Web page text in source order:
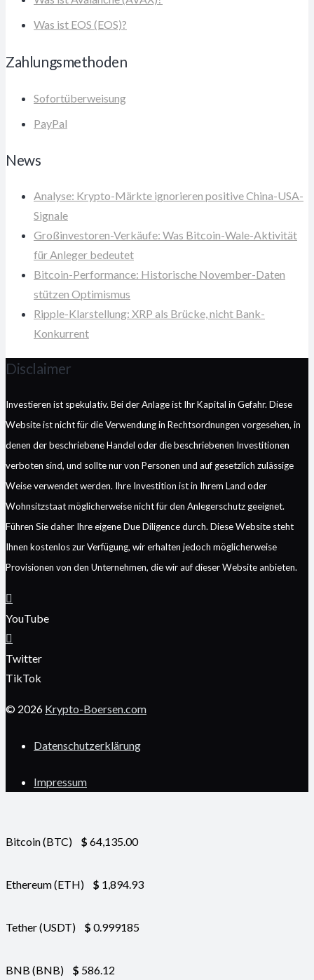
Was ist EOS (EOS)?
Zahlungsmethoden
Sofortüberweisung
PayPal
News
Analyse: Krypto-Märkte ignorieren positive China-USA-
Signale
Großinvestoren-Verkäufe: Was Bitcoin-Wale-Aktivität
für Anleger bedeutet
Bitcoin-Performance: Historische November-Daten
stützen Optimismus
Ripple-Klarstellung: XRP als Brücke, nicht Bank-
Konkurrent
Disclaimer
Investieren ist spekulativ. Bei der Anlage ist Ihr Kapital in Gefahr. Diese
Website ist nicht für die Verwendung in Rechtsordnungen vorgesehen, in
denen der beschriebene Handel oder die beschriebenen Investitionen
verboten sind, und sollte nur von Personen und auf gesetzlich zulässige
Weise verwendet werden. Ihre Investition ist in Ihrem Land oder
Wohnsitzstaat möglicherweise nicht für den Anlegerschutz geeignet.
Führen Sie daher Ihre eigene Due Diligence durch. Diese Website steht
Ihnen kostenlos zur Verfügung, wir erhalten jedoch möglicherweise
Provisionen von den Unternehmen, die wir auf dieser Website anbieten.
YouTube
Twitter
TikTok
© 2026 Krypto-Boersen.com
Datenschutzerklärung
Impressum
Bitcoin (BTC) $ 64,135.00
Ethereum (ETH) $ 1,894.93
Tether (USDT) $ 0.999185
BNB (BNB) $ 586.12